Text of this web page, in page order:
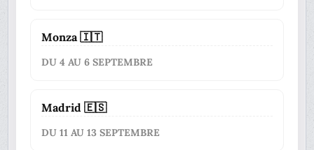
Monza 🇮🇹
DU 4 AU 6 SEPTEMBRE
Madrid 🇪🇸
DU 11 AU 13 SEPTEMBRE